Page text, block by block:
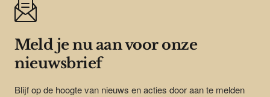
Meld je nu aan voor onze
nieuwsbrief
Blijf op de hoogte van nieuws en acties door aan te melden